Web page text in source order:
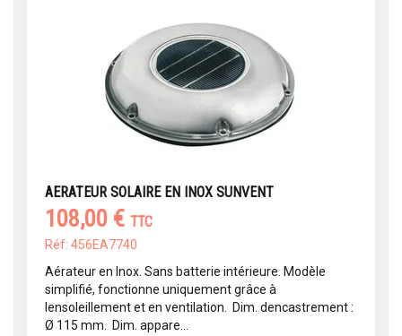
AERATEUR SOLAIRE EN INOX SUNVENT
108,00 € TTC
Réf: 456EA7740
Aérateur en Inox. Sans batterie intérieure. Modèle
simplifié, fonctionne uniquement grâce à
lensoleillement et en ventilation.  Dim. dencastrement :
Ø 115 mm.  Dim. appare...